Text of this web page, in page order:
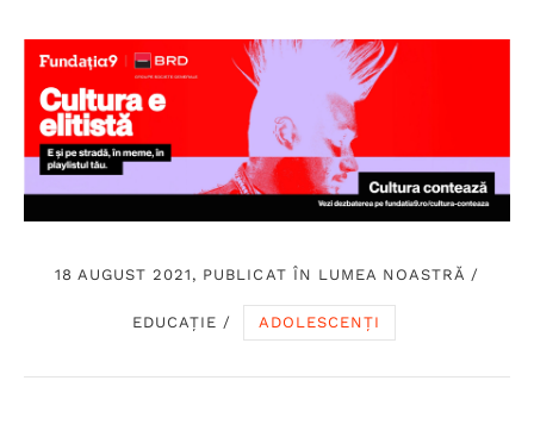
18 AUGUST 2021, PUBLICAT ÎN LUMEA NOASTRĂ /
EDUCAȚIE / ADOLESCENȚI